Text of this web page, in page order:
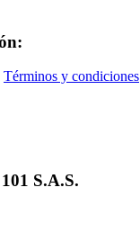
Términos y condiciones
101 S.A.S.